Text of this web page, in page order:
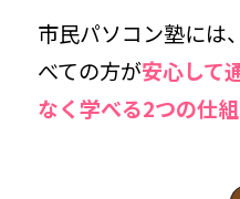
受講までの流れ
よくある質問
市民パソコン塾には
べての方が安心して
なく学べる2つの仕